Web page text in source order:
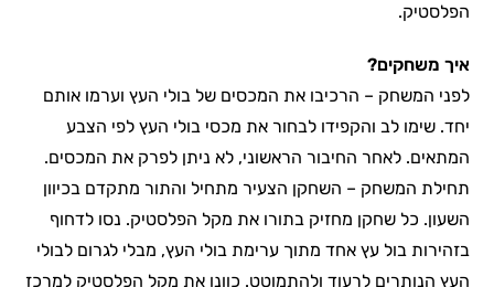
הפלסטיק.
איך משחקים?
לפני המשחק – הרכיבו את המכסים של בולי העץ וערמו אותם
יחד. שימו לב והקפידו לבחור את מכסי בולי העץ לפי הצבע
המתאים. לאחר החיבור הראשוני, לא ניתן לפרק את המכסים.
תחילת המשחק – השחקן הצעיר מתחיל והתור מתקדם בכיוון
השעון. כל שחקן מחזיק בתורו את מקל הפלסטיק. נסו לדחוף
בזהירות בול עץ אחד מתוך ערימת בולי העץ, מבלי לגרום לבולי
העץ הנותרים לרעוד ולהתמוטט. כוונו את מקל הפלסטיק למרכז